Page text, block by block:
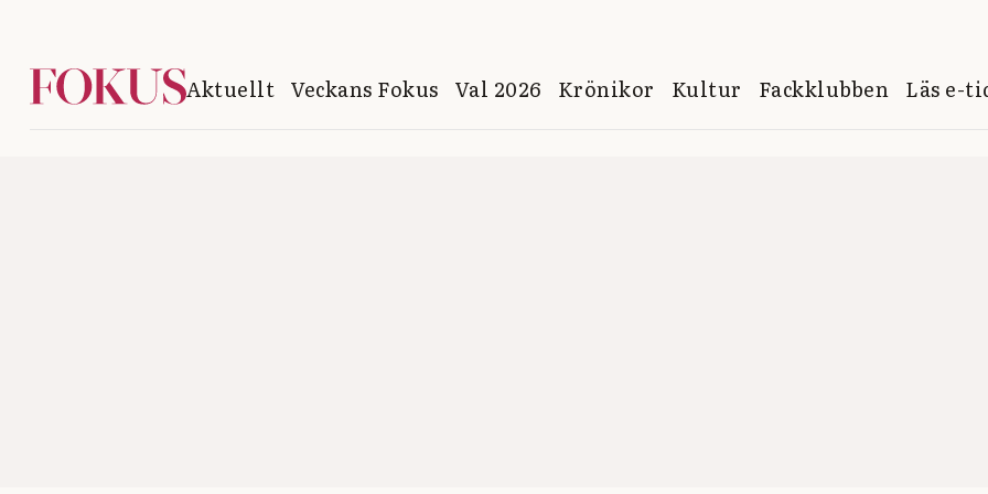
Aktuellt Veckans Fokus Val 2026 Krönikor Kultur Fackklubben Läs e-